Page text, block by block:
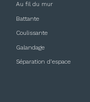
Au fil du mur
Battante
Coulissante
Galandage
Séparation d’espace